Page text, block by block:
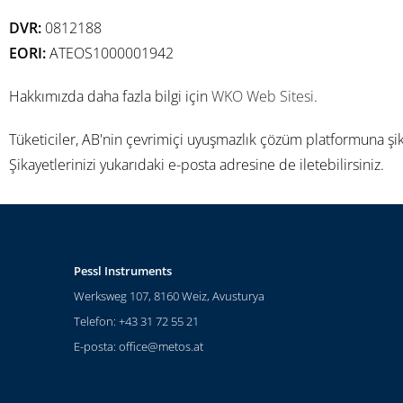
DVR: 0812188
EORI:ATEOS1000001942
Hakkımızda daha fazla bilgi içinWKO Web Sitesi.
Tüketiciler, AB'nin çevrimiçi uyuşmazlık çözüm platformuna
Şikayetlerinizi yukarıdaki e-posta adresine de iletebilirsiniz.
Pessl Instruments
Werksweg 107, 8160 Weiz, Avusturya
Telefon: +43 31 72 55 21
E-posta:office@metos.at